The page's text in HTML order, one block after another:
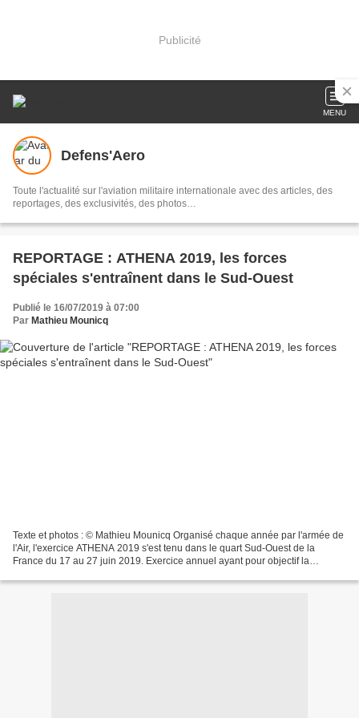
Publicité
MENU
Defens'Aero
Toute l'actualité sur l'aviation militaire internationale avec des articles, des
reportages, des exclusivités, des photos…
REPORTAGE : ATHENA 2019, les forces
spéciales s'entraînent dans le Sud-Ouest
Publié le 16/07/2019 à 07:00
Par Mathieu Mounicq
Texte et photos : © Mathieu Mounicq Organisé chaque année par l'armée de
l'Air, l'exercice ATHENA 2019 s'est tenu dans le quart Sud-Ouest de la
France du 17 au 27 juin 2019. Exercice annuel ayant pour objectif la